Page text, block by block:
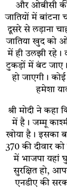
और ओबीसी
जातियों में बांटना
दूसरे से लड़ाना
जातिया खुद को
में ही उलझी रहे।
टुकड़ों में बंट
हो जाएगी।
हमेशा
श्री मोदी ने
में है। जम्मू
खोया है। इसका
370 की दीवार
में भाजपा यहां
सुरक्षित हो,
एनडीए की